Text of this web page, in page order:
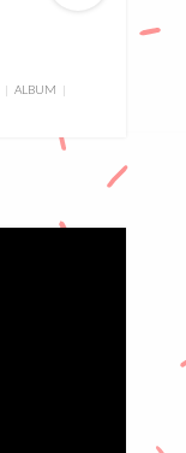
ALBUM